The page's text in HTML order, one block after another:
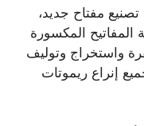
مفتاح جديد،
المفاتيح المكسورة
واستخراج وتوليف
إنراع ريموتات